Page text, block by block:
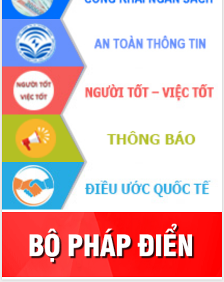
Xây dựng nền hành chính số đồng
hành cùng nông dân dân, doanh nghiệp
Giai đoạn 2026-2030, Đắk Lắk phấn
đấu có 77% xã đạt chuẩn nông thôn
mới
Chuyển đổi số 'mở đường' cho nông
nghiệp Đắk Lắk tăng trưởng bứt phá
Triển khai đồng bộ đo đạc, lập hồ sơ
địa chính, hoàn thiện cơ sở dữ liệu đất
đai
Ứng dụng sinh trắc học - Bước tiến
trong hành trình chuyển đổi số tại Đắk
Lắk
Đắk Lắk nâng cao hiệu quả công tác
Đảng từ Sổ tay đảng viên điện tử
Đắk Lắk đẩy mạnh nuôi biển công
nghệ, hướng tới phát triển thủy sản
bền vững
Tập huấn nâng cao năng lực triển khai
chuyển đổi số cho cán bộ, công chức
Đắk Lắk phát động hưởng ứng Ngày
Quyền của người tiêu dùng Việt Nam
tâm đạt được mục tiêu tăng trưởng